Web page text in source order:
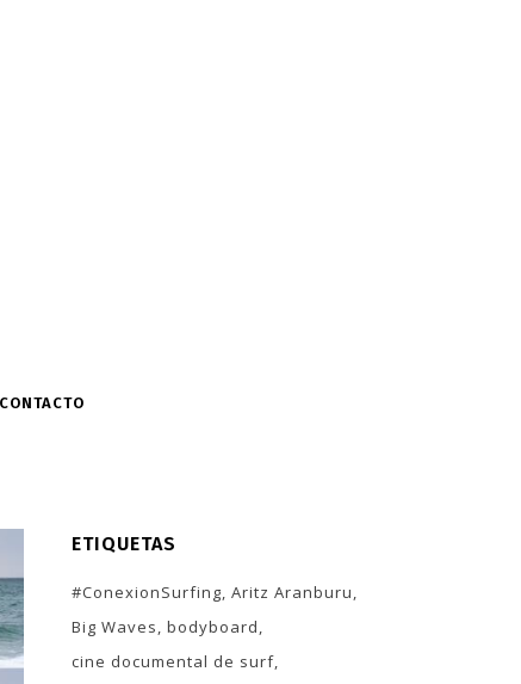
CONTACTO
ETIQUETAS
#ConexionSurfing Aritz Aranburu
Big Waves bodyboard
cine documental de surf